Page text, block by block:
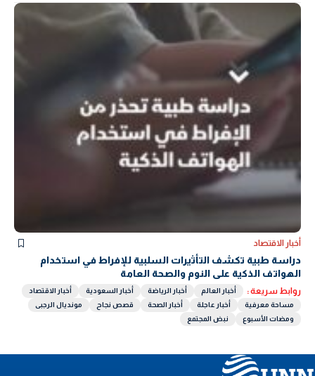
أخبار الاقتصاد
دراسة طبية تكشف التأثيرات السلبية للإفراط في استخدام
الهواتف الذكية على النوم والصحة العامة
روابط سريعة : أخبار العالم أخبار الرياضة أخبار السعودية
أخبار الاقتصاد
مساحة معرفية
أخبار عاجلة أخبار الصحة قصص نجاح
مونديال الرجبى
ومضات الأسبوع
نبض المجتمع